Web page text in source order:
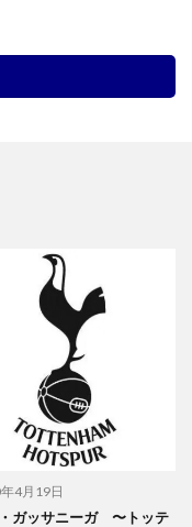
4月19日
ガッサニーガ 〜トッテ